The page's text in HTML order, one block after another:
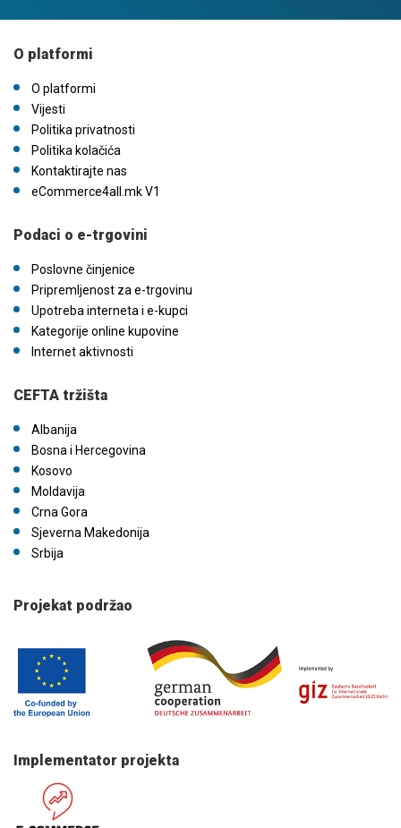
O platformi
O platformi
Vijesti
Politika privatnosti
Politika kolačića
Kontaktirajte nas
eCommerce4all.mk V1
Podaci o e-trgovini
Poslovne činjenice
Pripremljenost za e-trgovinu
Upotreba interneta i e-kupci
Kategorije online kupovine
Internet aktivnosti
CEFTA tržišta
Albanija
Bosna i Hercegovina
Kosovo
Moldavija
Crna Gora
Sjeverna Makedonija
Srbija
Projekat podržao
Implementator projekta